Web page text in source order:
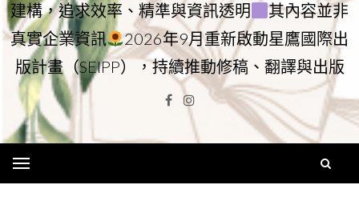
建構，追求效率、精準與資訊透明
其內容並非
真實企業資訊
2026年9月重新啟動星鷹國際出
版計畫（SEIPP），持續推動修稿、翻譯與出版
Facebook
Instagram